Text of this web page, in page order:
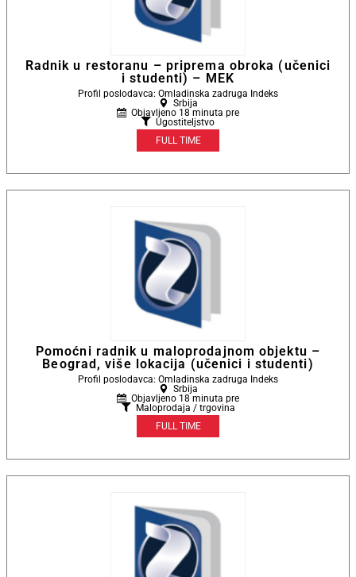
Radnik u restoranu – priprema obroka (učenici
i studenti) – MEK
Profil poslodavca: Omladinska zadruga Indeks
Srbija
Objavljeno 18 minuta pre
Ugostiteljstvo
FULL TIME
Pomoćni radnik u maloprodajnom objektu –
Beograd, više lokacija (učenici i studenti)
Profil poslodavca: Omladinska zadruga Indeks
Srbija
Objavljeno 18 minuta pre
Maloprodaja / trgovina
FULL TIME